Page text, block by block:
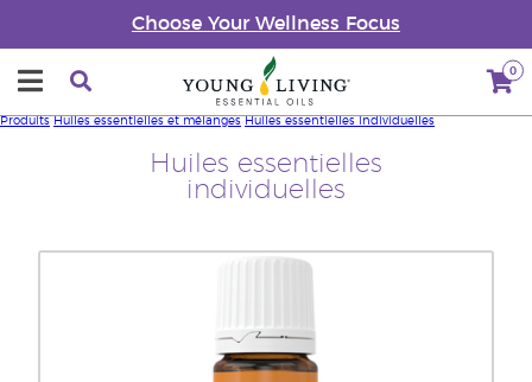
Choose Your Wellness Focus
0
Huiles essentielles
individuelles
Produits Huiles essentielles et mélanges Huiles essentielles individuelles